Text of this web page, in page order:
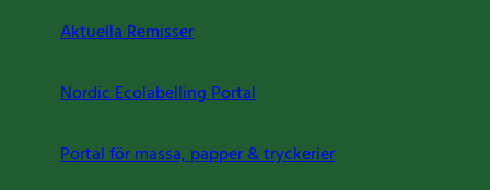
Aktuella Remisser
Nordic Ecolabelling Portal
Portal för massa, papper & tryckerier